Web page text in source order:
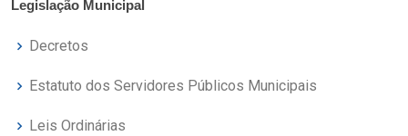
Legislação Municipal
Decretos
Estatuto dos Servidores Públicos Municipais
Leis Ordinárias